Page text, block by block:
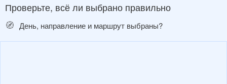
Проверьте, всё ли выбрано правильно
🧭 День, направление и маршрут выбраны?